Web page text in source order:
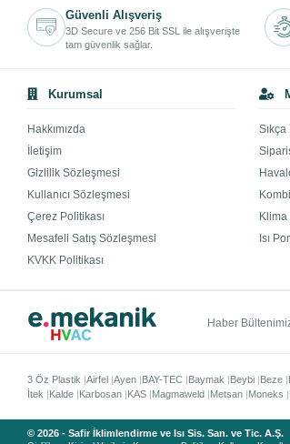
Güvenli Alışveriş
3D Secure ve 256 Bit SSL ile alışverişte
tam güvenlik sağlar.
Kurumsal
Hakkımızda
İletişim
Gizlilik Sözleşmesi
Kullanıcı Sözleşmesi
Çerez Politikası
Mesafeli Satış Sözleşmesi
KVKK Politikası
Isı
Haber
3 Öz Plastik Airfel Ayen BAY-TEC Baymak Beybi Beze
İtek
Kalde Karbosan KAS Magmaweld Metsan Moneks
© 2026 - Safir İklimlendirme ve Isı Sis. San. ve Tic. A.Ş.